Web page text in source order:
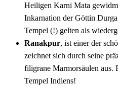
Heiligen Karni Mata
Inkarnation der Göttin
Tempel (!) gelten als
Ranakpur, ist einer der
zeichnet sich durch seine
filigrane Marmorsäulen aus.
Tempel Indiens!